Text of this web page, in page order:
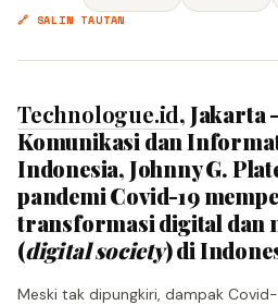
🔗 SALIN TAUTAN
Technologue.id, Jakarta
Komunikasi dan
Indonesia, Johnny G.
pandemi Covid-19
transformasi digital dan
(digital society) di
Meski tak dipungkiri, dampak